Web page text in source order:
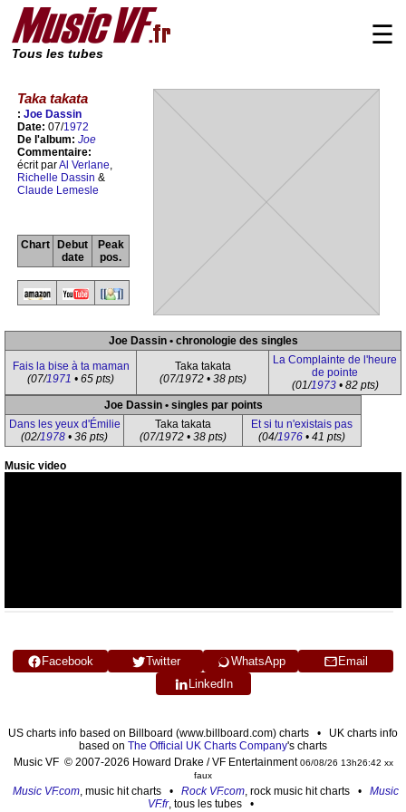
Tous les tubes
☰
Taka takata
: Joe Dassin
Date: 07/1972
De l'album: Joe
Commentaire:
écrit parAl Verlane,
Richelle Dassin &
Claude Lemesle
Chart
Debut
date
Peak
pos.
Joe Dassin • chronologie des singles
Fais la bise à ta maman
(07/1971 • 65 pts)
Taka takata
(07/1972 • 38 pts)
La Complainte de l'heure
de pointe
(01/1973• 82 pts)
Joe Dassin • singles par points
Dans les yeux d'Émilie
(02/1978 • 36 pts)
Taka takata
(07/1972 • 38 pts)
Et si tu n'existais pas
(04/1976 • 41 pts)
Music video
Facebook Twitter WhatsApp
Email
LinkedIn
US charts info based on Billboard (www.billboard.com) charts • UK charts info
based on The Official UK Charts Company's charts
Music VF © 2007-2026 Howard Drake / VF Entertainment06/08/26 13h26:42 xx
faux
Music VF.com, music hit charts • Rock VF.com, rock music hit charts • Music
VF.fr, tous les tubes •